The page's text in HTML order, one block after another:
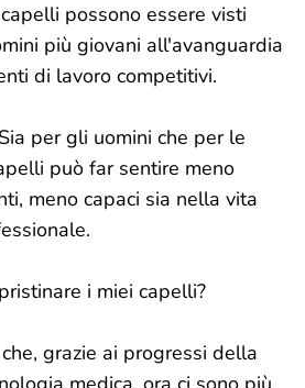
possono essere visti
più giovani all'avanguardia
di lavoro competitivi.
per gli uomini che per le
può far sentire meno
meno capaci sia nella vita
i miei capelli?
grazie ai progressi della